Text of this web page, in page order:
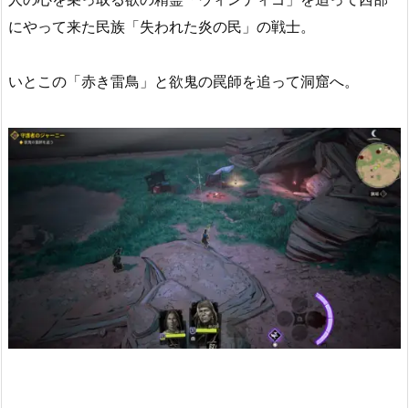
にやって来た民族「失われた炎の民」の戦士。
いとこの「赤き雷鳥」と欲鬼の罠師を追って洞窟へ。